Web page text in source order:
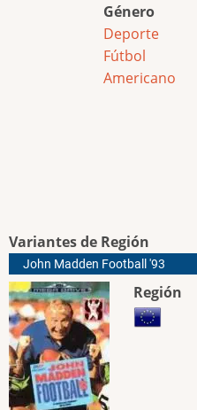
Género
Deporte
Fútbol
Americano
Variantes de Región
John Madden Football '93
Región